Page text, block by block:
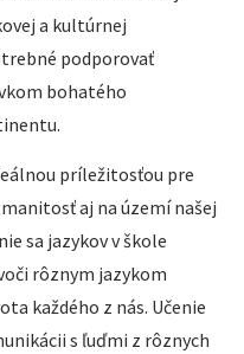
a kultúrnej
podporovať
bohatého
príležitosťou pre
aj na území našej
sa jazykov v škole
rôznym jazykom
každého z nás. Učenie
s ľuďmi z rôznych